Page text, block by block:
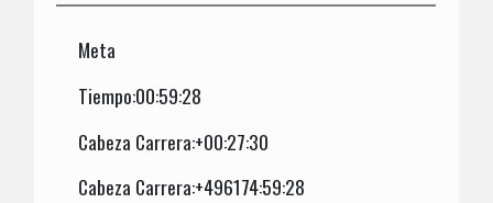
Meta
Tiempo:00:59:28
Cabeza Carrera:+00:27:30
Cabeza Carrera:+496174:59:28